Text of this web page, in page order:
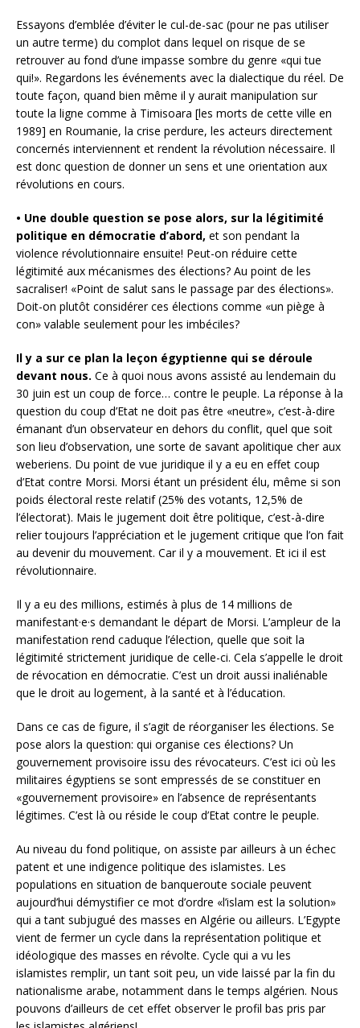
Essayons d’emblée d’éviter le cul-de-sac (pour ne pas utiliser
un autre terme) du complot dans lequel on risque de se
retrouver au fond d’une impasse sombre du genre «qui tue
qui!». Regardons les événements avec la dialectique du réel. De
toute façon, quand bien même il y aurait manipulation sur
toute la ligne comme à Timisoara [les morts de cette ville en
1989] en Roumanie, la crise perdure, les acteurs directement
concernés interviennent et rendent la révolution nécessaire. Il
est donc question de donner un sens et une orientation aux
révolutions en cours.
• Une double question se pose alors, sur la légitimité
politique en démocratie d’abord, et son pendant la
violence révolutionnaire ensuite! Peut-on réduire cette
légitimité aux mécanismes des élections? Au point de les
sacraliser! «Point de salut sans le passage par des élections».
Doit-on plutôt considérer ces élections comme «un piège à
con» valable seulement pour les imbéciles?
Il y a sur ce plan la leçon égyptienne qui se déroule
devant nous. Ce à quoi nous avons assisté au lendemain du
30 juin est un coup de force… contre le peuple. La réponse à la
question du coup d’Etat ne doit pas être «neutre», c’est-à-dire
émanant d’un observateur en dehors du conflit, quel que soit
son lieu d’observation, une sorte de savant apolitique cher aux
weberiens. Du point de vue juridique il y a eu en effet coup
d’Etat contre Morsi. Morsi étant un président élu, même si son
poids électoral reste relatif (25% des votants, 12,5% de
l’électorat). Mais le jugement doit être politique, c’est-à-dire
relier toujours l’appréciation et le jugement critique que l’on fait
au devenir du mouvement. Car il y a mouvement. Et ici il est
révolutionnaire.
Il y a eu des millions, estimés à plus de 14 millions de
manifestant·e·s demandant le départ de Morsi. L’ampleur de la
manifestation rend caduque l’élection, quelle que soit la
légitimité strictement juridique de celle-ci. Cela s’appelle le droit
de révocation en démocratie. C’est un droit aussi inaliénable
que le droit au logement, à la santé et à l’éducation.
Dans ce cas de figure, il s’agit de réorganiser les élections. Se
pose alors la question: qui organise ces élections? Un
gouvernement provisoire issu des révocateurs. C’est ici où les
militaires égyptiens se sont empressés de se constituer en
«gouvernement provisoire» en l’absence de représentants
légitimes. C’est là ou réside le coup d’Etat contre le peuple.
Au niveau du fond politique, on assiste par ailleurs à un échec
patent et une indigence politique des islamistes. Les
populations en situation de banqueroute sociale peuvent
aujourd’hui démystifier ce mot d’ordre «l’islam est la solution»
qui a tant subjugué des masses en Algérie ou ailleurs. L’Egypte
vient de fermer un cycle dans la représentation politique et
idéologique des masses en révolte. Cycle qui a vu les
islamistes remplir, un tant soit peu, un vide laissé par la fin du
nationalisme arabe, notamment dans le temps algérien. Nous
pouvons d’ailleurs de cet effet observer le profil bas pris par